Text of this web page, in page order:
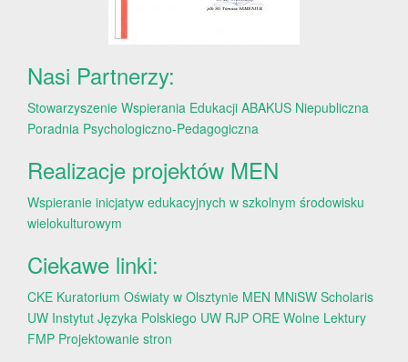
Nasi Partnerzy:
Stowarzyszenie Wspierania Edukacji ABAKUS Niepubliczna
Poradnia Psychologiczno-Pedagogiczna
Realizacje projektów MEN
Wspieranie inicjatyw edukacyjnych w szkolnym środowisku
wielokulturowym
Ciekawe linki:
CKE Kuratorium Oświaty w Olsztynie MEN MNiSW Scholaris
UW Instytut Języka Polskiego UW RJP ORE Wolne Lektury
FMP Projektowanie stron